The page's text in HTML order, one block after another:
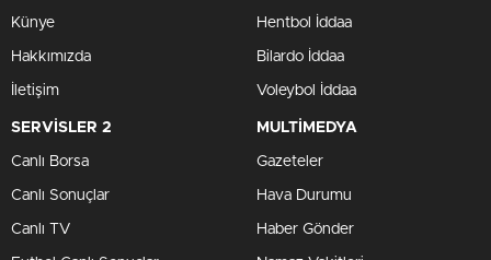
Künye
Hakkımızda
İletişim
Hentbol İddaa
Bilardo İddaa
Voleybol İddaa
SERVİSLER 2
Canlı Borsa
Canlı Sonuçlar
Canlı TV
MULTİMEDYA
Gazeteler
Hava Durumu
Haber Gönder